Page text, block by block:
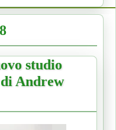
studio
Andrew